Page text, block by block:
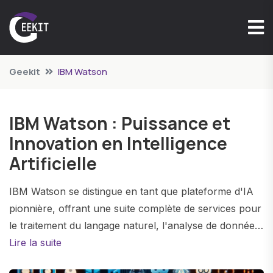
Geekit IBM Watson
IBM Watson : Puissance et
Innovation en Intelligence
Artificielle
IBM Watson se distingue en tant que plateforme d'IA
pionnière, offrant une suite complète de services pour
le traitement du langage naturel, l'analyse de données
et l'apprentissage automatique. Avec ses fonctions
Lire la suite